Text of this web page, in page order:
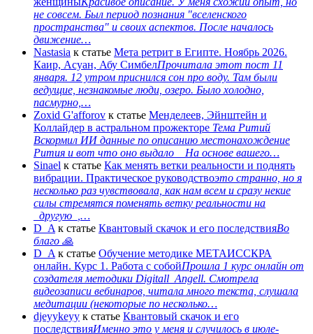
не совсем. Был период познания "вселенского
пространства" и своих аспектов. После началось
движение…
Nastasia к статье Мета ретрит в Египте. Ноябрь 2026.
Каир, Асуан, Абу СимбелПрочитала этот пост 11
января. 12 утром приснился сон про воду. Там были
ведущие, незнакомые люди, озеро. Было холодно,
пасмурно,…
Zoxid G'afforov к статье Менделеев, Эйнштейн и
Коллайдер в астральном прожекторе Тема Ритий
Вскормил ИИ данные по описанию местонахождение
Рития и вот что оно выдало На основе вашего…
Sinael к статье Как менять ветки реальности и поднять
вибрации. Практическое руководствоэто странно, но я
несколько раз чувствовала, как нам всем и сразу некие
силы стремятся поменять ветку реальности на
_другую_,…
D_A к статье Квантовый скачок и его последствияВо
благо 🙏
D_A к статье Обучение методике МЕТАИССКРА
онлайн. Курс 1. Работа с собойПрошла 1 курс онлайн от
создателя методики Digitall_Angell. Смотрела
видеозаписи вебинаров, читала много текста, слушала
медитации (некоторые по несколько…
djeyykeyy к статье Квантовый скачок и его
последствияИменно это у меня и случилось в июле-